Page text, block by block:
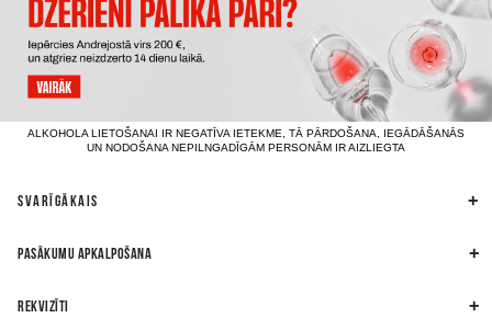
ALKOHOLA LIETOŠANAI IR NEGATĪVA IETEKME, TĀ PĀRDOŠANA, IEGĀDĀŠANĀS
UN NODOŠANA NEPILNGADĪGĀM PERSONĀM IR AIZLIEGTA
SVARĪGĀKAIS
PASĀKUMU APKALPOŠANA
REKVIZĪTI